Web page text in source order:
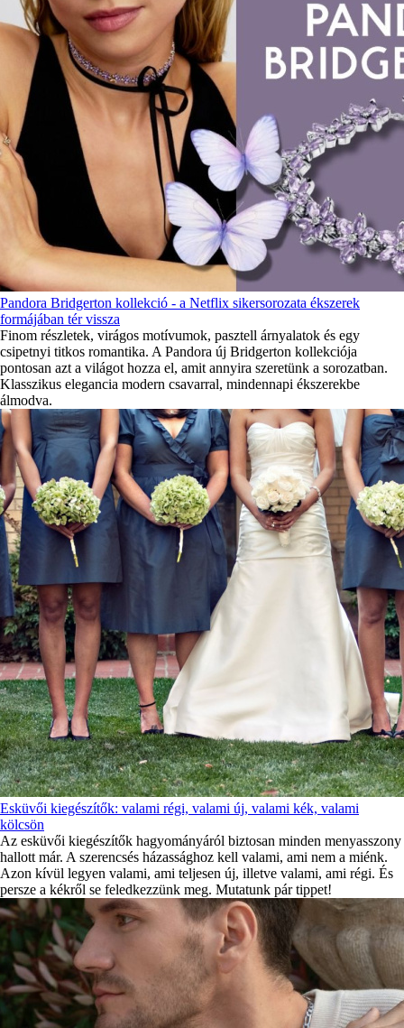
Pandora Bridgerton kollekció - a Netflix sikersorozata ékszerek
formájában tér vissza
Finom részletek, virágos motívumok, pasztell árnyalatok és egy
csipetnyi titkos romantika. A Pandora új Bridgerton kollekciója
pontosan azt a világot hozza el, amit annyira szeretünk a sorozatban.
Klasszikus elegancia modern csavarral, mindennapi ékszerekbe
álmodva.
Esküvői kiegészítők: valami régi, valami új, valami kék, valami
kölcsön
Az esküvői kiegészítők hagyományáról biztosan minden menyasszony
hallott már. A szerencsés házassághoz kell valami, ami nem a miénk.
Azon kívül legyen valami, ami teljesen új, illetve valami, ami régi. És
persze a kékről se feledkezzünk meg. Mutatunk pár tippet!